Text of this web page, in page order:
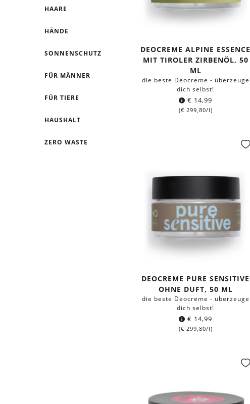
HAARE
HÄNDE
SONNENSCHUTZ
FÜR MÄNNER
FÜR TIERE
HAUSHALT
ZERO WASTE
DEOCREME ALPINE ESSENCE
MIT TIROLER ZIRBENÖL, 50
ML
die beste Deocreme - überzeuge
dich selbst!
€ 14,99
(€ 299,80/l)
DEOCREME PURE SENSITIVE
OHNE DUFT, 50 ML
die beste Deocreme - überzeuge
dich selbst!
€ 14,99
(€ 299,80/l)